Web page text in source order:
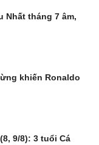
Nhất tháng 7 âm,
khiến Ronaldo
9/8): 3 tuổi Cá